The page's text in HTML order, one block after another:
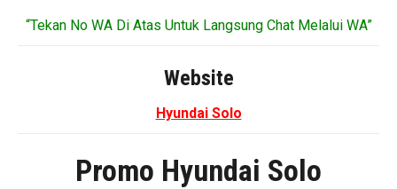
“Tekan No WA Di Atas Untuk Langsung Chat Melalui WA”
Website
Hyundai Solo
Promo Hyundai Solo